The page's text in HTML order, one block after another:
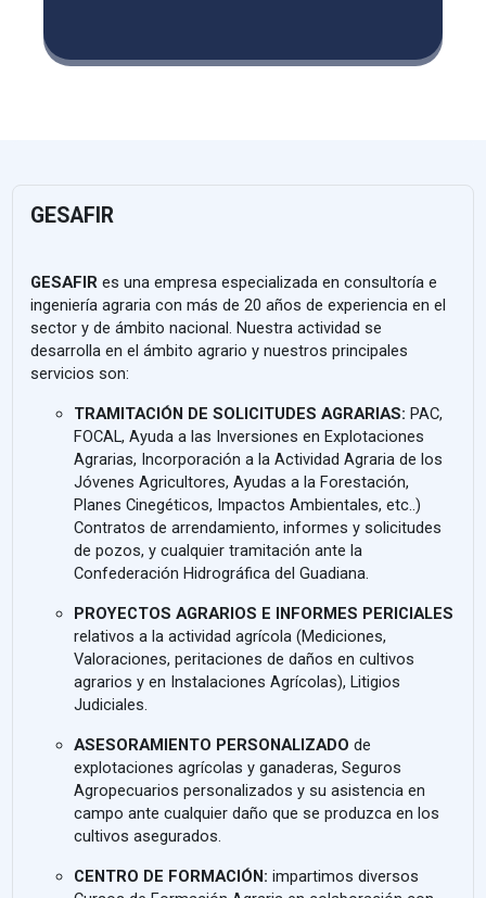
GESAFIR
GESAFIRes una empresa especializada en consultoría e
ingeniería agraria con más de 20 años de experiencia en el
sector y de ámbito nacional. Nuestra actividad se
desarrolla en el ámbito agrario y nuestros principales
servicios son:
TRAMITACIÓN DE SOLICITUDES AGRARIAS:PAC,
FOCAL, Ayuda a las Inversiones en Explotaciones
Agrarias, Incorporación a la Actividad Agraria de los
Jóvenes Agricultores, Ayudas a la Forestación,
Planes Cinegéticos, Impactos Ambientales, etc..)
Contratos de arrendamiento, informes y solicitudes
de pozos, y cualquier tramitación ante la
Confederación Hidrográfica del Guadiana.
PROYECTOS AGRARIOS E INFORMES PERICIALES
relativos a la actividad agrícola (Mediciones,
Valoraciones, peritaciones de daños en cultivos
agrarios y en Instalaciones Agrícolas), Litigios
Judiciales.
ASESORAMIENTO PERSONALIZADO de
explotaciones agrícolas y ganaderas, Seguros
Agropecuarios personalizados y su asistencia en
campo ante cualquier daño que se produzca en los
cultivos asegurados.
CENTRO DE FORMACIÓN: impartimos diversos